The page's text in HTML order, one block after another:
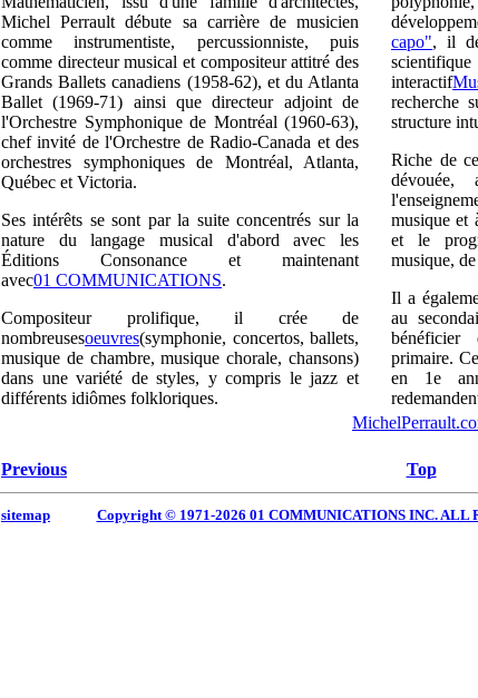
Michel Perrault débute sa carrière de musicien
comme instrumentiste, percussionniste, puis
comme directeur musical et compositeur attitré des
Grands Ballets canadiens (1958-62), et du Atlanta
Ballet (1969-71) ainsi que directeur adjoint de
l'Orchestre Symphonique de Montréal (1960-63),
chef invité de l'Orchestre de Radio-Canada et des
orchestres symphoniques de Montréal, Atlanta,
Québec et Victoria.
Ses intérêts se sont par la suite concentrés sur la
nature du langage musical d'abord avec les
Éditions Consonance et maintenant
avec01 COMMUNICATIONS.
Compositeur prolifique, il crée de
nombreusesoeuvres(symphonie, concertos, ballets,
musique de chambre, musique chorale, chansons)
dans une variété de styles, y compris le jazz et
différents idiômes folkloriques.
capo", il
interactif
recherche
structure
Riche de
musique et
et le
musique,
Il a
au
bénéficier
primaire.
en 1e
Previous Top
sitemap Copyright © 1971-2026 01 COMMUNICATIONS INC. ALL